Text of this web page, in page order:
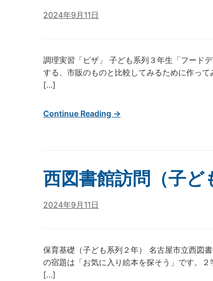
2024年9月11日
調理実習「ピザ」 子ども系列３年生「フード
する、市販のものと比較してみるために作っ
[…]
Continue Reading →
西図書館訪問（子ど
2024年9月11日
保育基礎（子ども系列２年） 名古屋市立西図
の宿題は「お気に入り絵本を探そう」です。
[…]